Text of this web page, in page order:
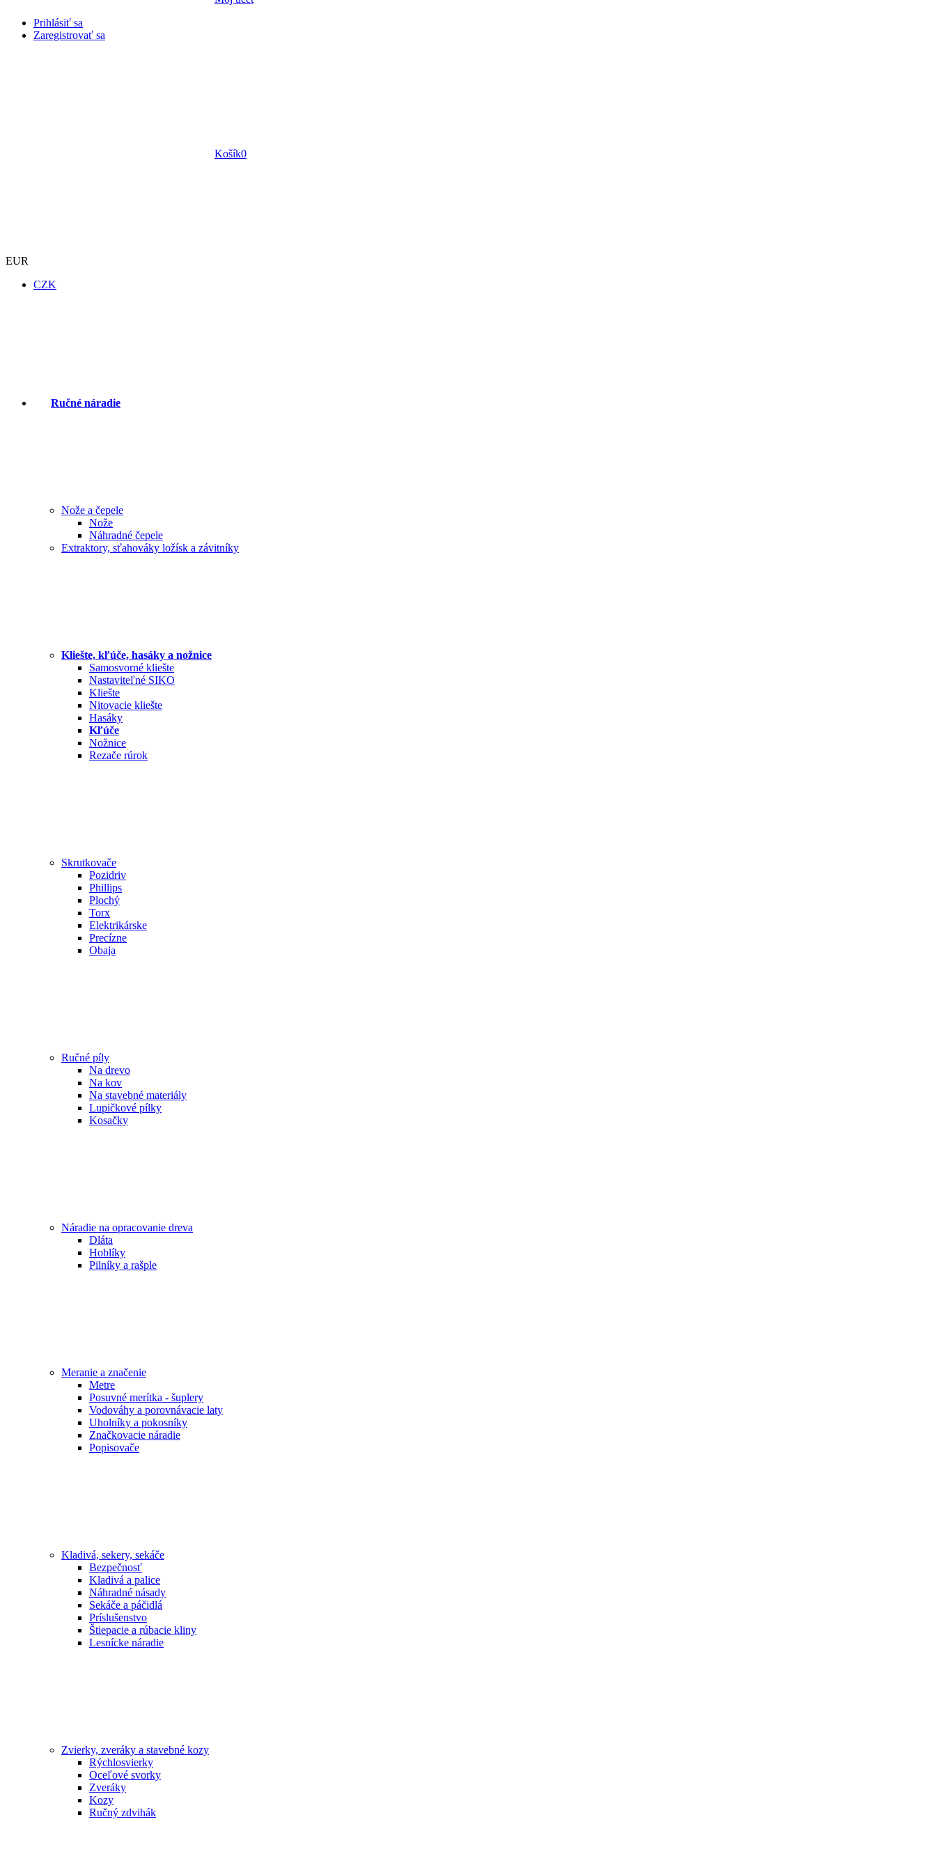
Prihlásiť sa
Zaregistrovať sa
Košík0
EUR
CZK
Ručné náradie
Nože a čepele
Nože
Náhradné čepele
Extraktory, sťahováky ložísk a závitníky
Kliešte, kľúče, hasáky a nožnice
Samosvorné kliešte
Nastaviteľné SIKO
Kliešte
Nitovacie kliešte
Hasáky
Kľúče
Nožnice
Rezače rúrok
Skrutkovače
Pozidriv
Phillips
Plochý
Torx
Elektrikárske
Precízne
Obaja
Ručné píly
Na drevo
Na kov
Na stavebné materiály
Lupičkové pílky
Kosačky
Náradie na opracovanie dreva
Dláta
Hoblíky
Pilníky a rašple
Meranie a značenie
Metre
Posuvné merítka - šuplery
Vodováhy a porovnávacie laty
Uholníky a pokosníky
Značkovacie náradie
Popisovače
Kladivá, sekery, sekáče
Bezpečnosť
Kladivá a palice
Náhradné násady
Sekáče a páčidlá
Príslušenstvo
Štiepacie a rúbacie kliny
Lesnícke náradie
Zvierky, zveráky a stavebné kozy
Rýchlosvierky
Oceľové svorky
Zveráky
Kozy
Ručný zdvihák